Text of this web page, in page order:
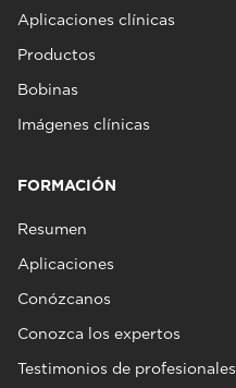
Aplicaciones clínicas
Productos
Bobinas
Imágenes clínicas
FORMACIÓN
Resumen
Aplicaciones
Conózcanos
Conozca los expertos
Testimonios de profesionales